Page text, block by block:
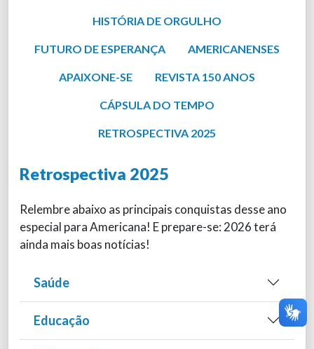
HISTÓRIA DE ORGULHO
FUTURO DE ESPERANÇA AMERICANENSES
APAIXONE-SE REVISTA 150 ANOS
CÁPSULA DO TEMPO
RETROSPECTIVA 2025
Retrospectiva 2025
Relembre abaixo as principais conquistas desse ano
especial para Americana! E prepare-se: 2026 terá
ainda mais boas notícias!
Saúde
Educação